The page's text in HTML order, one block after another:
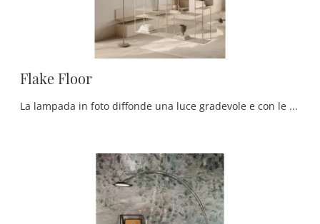
Flake Floor
La lampada in foto diffonde una luce gradevole e con le sue linee si inserisce in locali dai vari stili di arredo, evidenziandone sempre l'estetica ...